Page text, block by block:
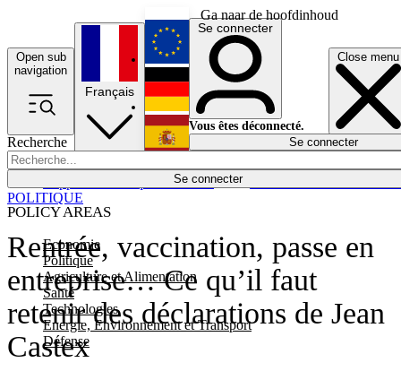
Ga naar de hoofdinhoud
Open sub
navigation
Close menu
Recherche
Se connecter
POLICY AREAS
Economie
Politique
Agriculture et Alimentation
Santé
Technologies
Energie, Environnement et Transport
Défense
Économie
Français
English
Deutsch
Español
Se connecter
Vous êtes déconnecté.
Se connecter
Rentrée, vaccination, passe en
entreprise… Ce qu’il faut
retenir des déclarations de Jean
Castex
POLITIQUE